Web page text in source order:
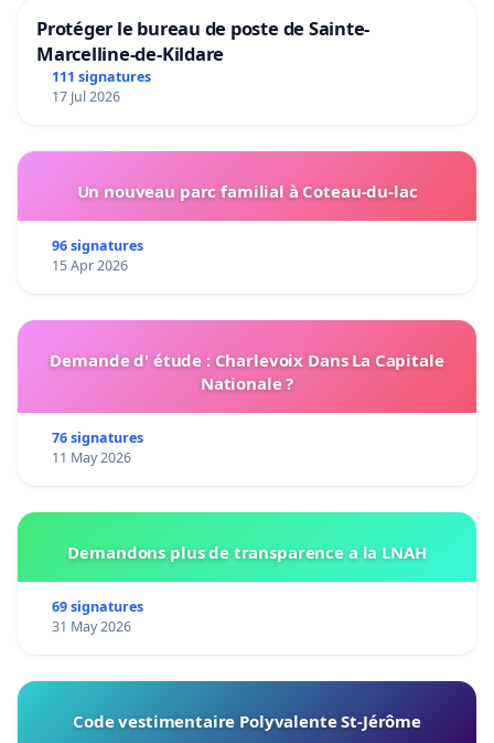
Protéger le bureau de poste de Sainte-
Marcelline-de-Kildare
111 signatures
17 Jul 2026
Un nouveau parc familial à Coteau-du-lac
96 signatures
15 Apr 2026
Demande d' étude : Charlevoix Dans La Capitale
Nationale ?
76 signatures
11 May 2026
Demandons plus de transparence a la LNAH
69 signatures
31 May 2026
Code vestimentaire Polyvalente St-Jérôme